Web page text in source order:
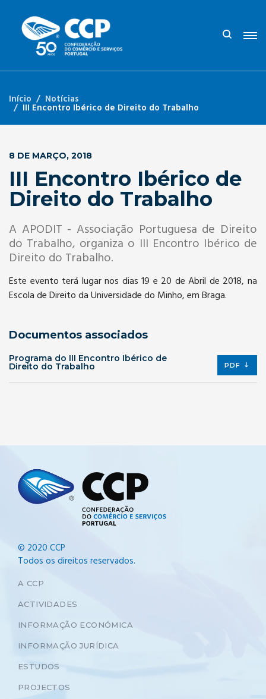
Início Notícias
III Encontro Ibérico de Direito do Trabalho
8 DE MARÇO, 2018
III Encontro Ibérico de
Direito do Trabalho
A APODIT - Associação Portuguesa de Direito
do Trabalho, organiza o III Encontro Ibérico de
Direito do Trabalho.
Este evento terá lugar nos dias 19 e 20 de Abril de 2018, na
Escola de Direito da Universidade do Minho, em Braga.
Documentos associados
Programa do III Encontro Ibérico de
Direito do Trabalho PDF
© 2020 CCP
Todos os direitos reservados.
A CCP
ACTIVIDADES
INFORMAÇÃO ECONÓMICA
INFORMAÇÃO JURÍDICA
ESTUDOS
PROJECTOS